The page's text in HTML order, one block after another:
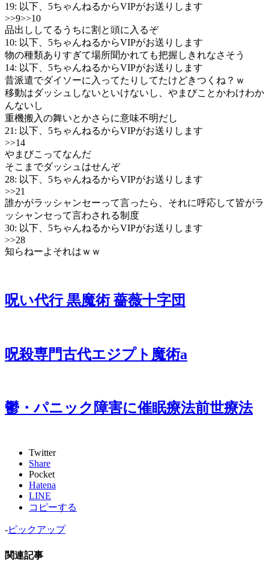
19: 以下、5ちゃんねるからVIPがお送りします
>>9>>10
品出ししてるうちに割と頭に入るぞ
10: 以下、5ちゃんねるからVIPがお送りします
物の種類ありすぎて場所聞かれても把握しきれなさそう
14: 以下、5ちゃんねるからVIPがお送りします
昔派遣でダイソーに入ってたりしてたけどきつくね？ｗ
移動はダッシュしないといけないし、やまびことかわけわか
んないし
重機搬入の舞いとかさらに意味不明だし
21: 以下、5ちゃんねるからVIPがお送りします
>>14
やまびこってなんだ
そこまでダッシュはせんぞ
28: 以下、5ちゃんねるからVIPがお送りします
>>21
誰かがラッシャンセーって言ったら、それに呼応して皆がラ
ッシャンセって言わされる制度
30: 以下、5ちゃんねるからVIPがお送りします
>>28
知らねーよそれはｗｗ
呪い代行 黒魔術 薔薇十字団
呪殺専門古代エジプト魔術a
鬱・パニック障害に催眠療法前世療法
Twitter
Share
Pocket
Hatena
LINE
コピーする
-ピックアップ
関連記事